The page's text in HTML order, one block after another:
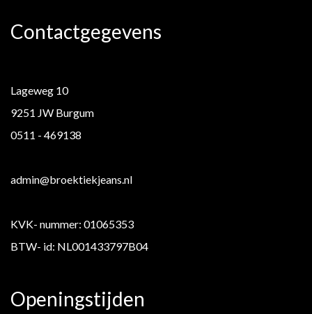
Contactgegevens
Lageweg 10
9251 JW Burgum
0511 - 469138
admin@broektiekjeans.nl
KVK- nummer: 01065353
BTW- id: NL001433797B04
Openingstijden